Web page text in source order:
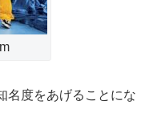
名度をあげることにな